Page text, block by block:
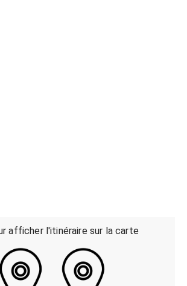
afficher l'itinéraire sur la carte